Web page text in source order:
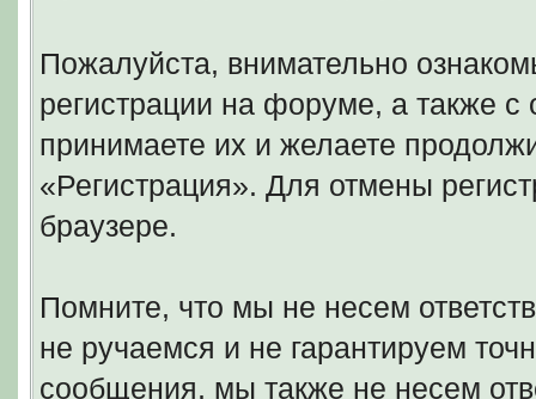
Пожалуйста, внимательно
регистрации на форуме, а также
принимаете их и желаете
«Регистрация». Для отмены
браузере.
Помните, что мы не несем
не ручаемся и не гарантируем
сообщения, мы также не несем